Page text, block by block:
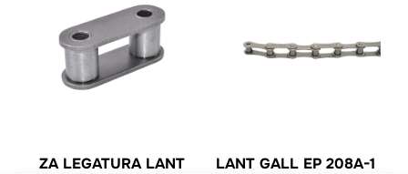
ZA LEGATURA LANT
LANT GALL EP 208A-1